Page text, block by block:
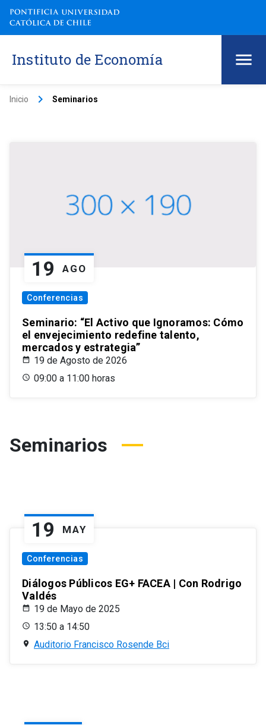
Instituto de Economía
Inicio keyboard_arrow_right Seminarios
19 AGO
Conferencias
Seminario: “El Activo que Ignoramos: Cómo
el envejecimiento redefine talento,
mercados y estrategia”
19 de Agosto de 2026
09:00 a 11:00 horas
Seminarios
19 MAY
Conferencias
Diálogos Públicos EG+ FACEA | Con Rodrigo
Valdés
19 de Mayo de 2025
13:50 a 14:50
Auditorio Francisco Rosende Bci